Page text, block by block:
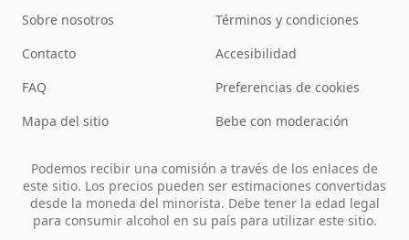
Sobre nosotros
Contacto
FAQ
Mapa del sitio
Términos y condiciones
Accesibilidad
Preferencias de cookies
Bebe con moderación
Podemos recibir una comisión a través de los enlaces de
este sitio. Los precios pueden ser estimaciones convertidas
desde la moneda del minorista. Debe tener la edad legal
para consumir alcohol en su país para utilizar este sitio.